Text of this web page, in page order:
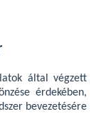
által végzett
érdekében,
bevezetésére